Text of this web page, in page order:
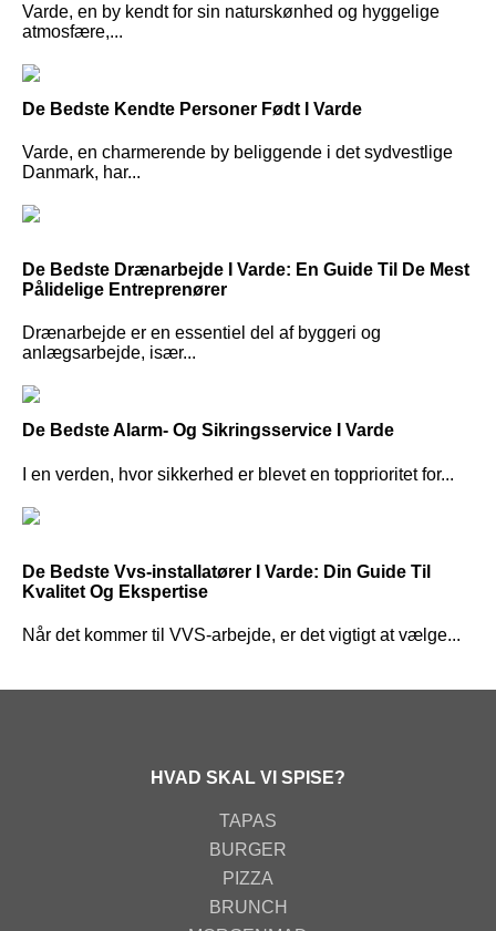
Varde, en by kendt for sin naturskønhed og hyggelige
atmosfære,...
De Bedste Kendte Personer Født I Varde
Varde, en charmerende by beliggende i det sydvestlige
Danmark, har...
De Bedste Drænarbejde I Varde: En Guide Til De Mest
Pålidelige Entreprenører
Drænarbejde er en essentiel del af byggeri og
anlægsarbejde, især...
De Bedste Alarm- Og Sikringsservice I Varde
I en verden, hvor sikkerhed er blevet en topprioritet for...
De Bedste Vvs-installatører I Varde: Din Guide Til
Kvalitet Og Ekspertise
Når det kommer til VVS-arbejde, er det vigtigt at vælge...
HVAD SKAL VI SPISE?
TAPAS
BURGER
PIZZA
BRUNCH